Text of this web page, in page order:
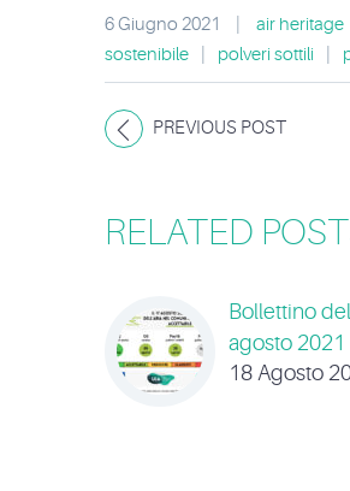
6 Giugno 2021 air heritage
sostenibile
polveri sottili
PREVIOUS POST
RELATED
Bollettino
agosto 2021
18 Agosto